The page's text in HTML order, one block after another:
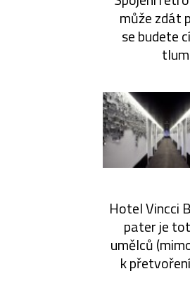
může zdát
se budete
Hotel Vincci
pater je
umělců
k